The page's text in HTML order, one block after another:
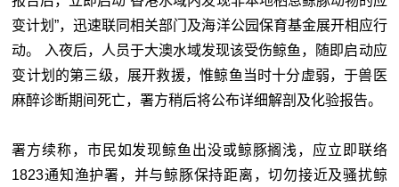
变计划”，迅速联同相关部门及海洋公园保育基金展开相应行
动。 入夜后，人员于大澳水域发现该受伤鲸鱼，随即启动应
变计划的第三级，展开救援，惟鲸鱼当时十分虚弱，于兽医
麻醉诊断期间死亡，署方稍后将公布详细解剖及化验报告。
署方续称，市民如发现鲸鱼出没或鲸豚搁浅，应立即联络
1823通知渔护署，并与鲸豚保持距离，切勿接近及骚扰鲸